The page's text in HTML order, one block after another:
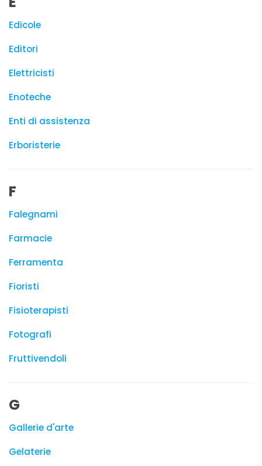
Edicole
Editori
Elettricisti
Enoteche
Enti di assistenza
Erboristerie
F
Falegnami
Farmacie
Ferramenta
Fioristi
Fisioterapisti
Fotografi
Fruttivendoli
G
Gallerie d'arte
Gelaterie